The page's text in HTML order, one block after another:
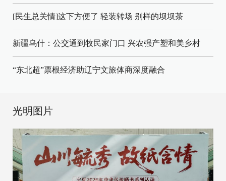
[民生总关情]这下方便了 轻装转场 别样的坝坝茶
新疆乌什：公交通到牧民家门口 兴农强产塑和美乡村
“东北超”票根经济助辽宁文旅体商深度融合
光明图片